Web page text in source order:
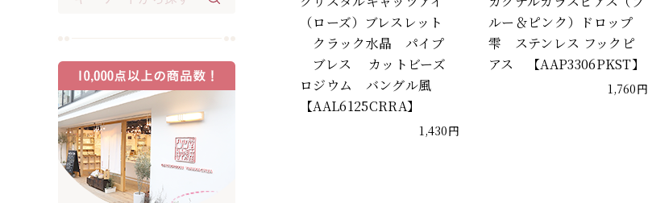
（ローズ）ブレスレット
クラック水晶 パイプ
ブレス カットビーズ
ロジウム バングル風
【AAL6125CRRA】
1,430円
ルー＆ピンク）ドロップ
雫 ステンレス フックピ
アス 【AAP3306PKST】
1,760円